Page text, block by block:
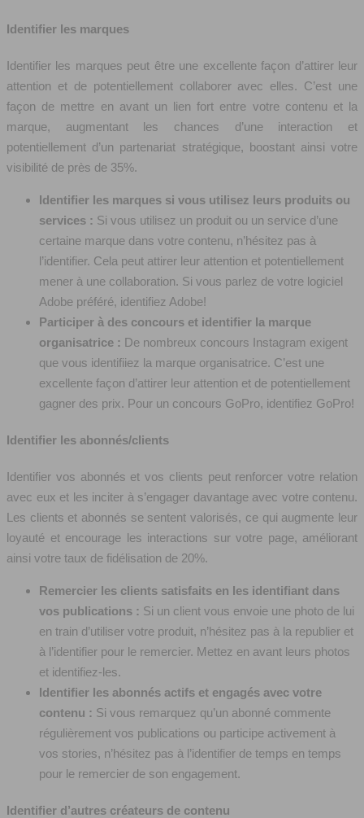
Identifier les marques
Identifier les marques peut être une excellente façon d’attirer leur
attention et de potentiellement collaborer avec elles. C’est une
façon de mettre en avant un lien fort entre votre contenu et la
marque, augmentant les chances d’une interaction et
potentiellement d’un partenariat stratégique, boostant ainsi votre
visibilité de près de 35%.
Identifier les marques si vous utilisez leurs produits ou
services : Si vous utilisez un produit ou un service d’une
certaine marque dans votre contenu, n’hésitez pas à
l’identifier. Cela peut attirer leur attention et potentiellement
mener à une collaboration. Si vous parlez de votre logiciel
Adobe préféré, identifiez Adobe!
Participer à des concours et identifier la marque
organisatrice : De nombreux concours Instagram exigent
que vous identifiiez la marque organisatrice. C’est une
excellente façon d’attirer leur attention et de potentiellement
gagner des prix. Pour un concours GoPro, identifiez GoPro!
Identifier les abonnés/clients
Identifier vos abonnés et vos clients peut renforcer votre relation
avec eux et les inciter à s’engager davantage avec votre contenu.
Les clients et abonnés se sentent valorisés, ce qui augmente leur
loyauté et encourage les interactions sur votre page, améliorant
ainsi votre taux de fidélisation de 20%.
Remercier les clients satisfaits en les identifiant dans
vos publications : Si un client vous envoie une photo de lui
en train d’utiliser votre produit, n’hésitez pas à la republier et
à l’identifier pour le remercier. Mettez en avant leurs photos
et identifiez-les.
Identifier les abonnés actifs et engagés avec votre
contenu : Si vous remarquez qu’un abonné commente
régulièrement vos publications ou participe activement à
vos stories, n’hésitez pas à l’identifier de temps en temps
pour le remercier de son engagement.
Identifier d’autres créateurs de contenu